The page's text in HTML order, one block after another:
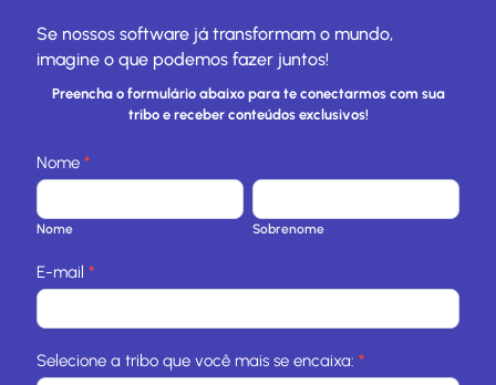
Se nossos software já transformam o mundo,
imagine o que podemos fazer juntos!
Preencha o formulário abaixo para te conectarmos com sua
tribo e receber conteúdos exclusivos!
S
l
d
H
o
e
S
Nome *
N
o
m
Nome
S
o
b
n
e
Sobrenome
E-mail *
Selecione a tribo que você mais se encaixa: *